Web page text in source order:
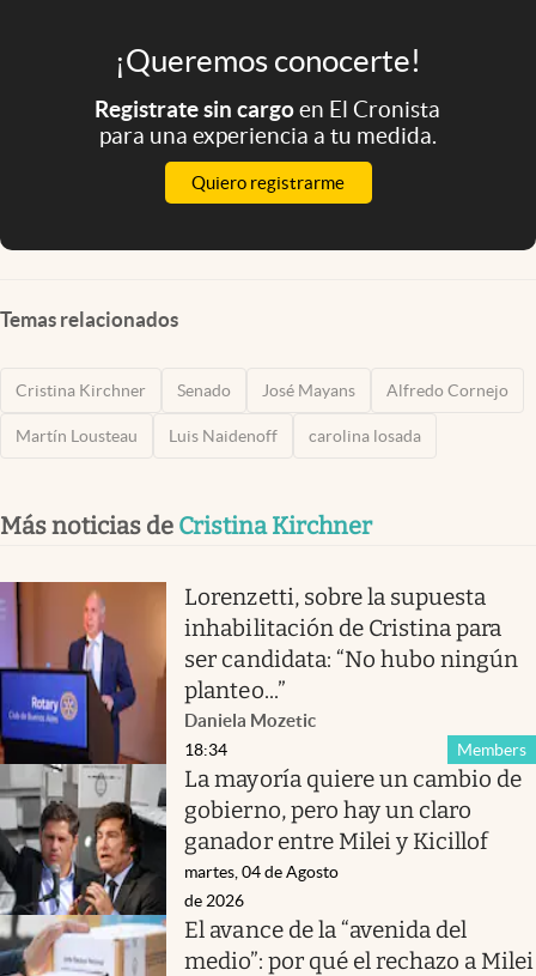
¡Queremos conocerte!
Registrate sin cargoen El Cronista
para una experiencia a tu medida.
Quiero registrarme
Temas relacionados
Cristina Kirchner Senado José Mayans Alfredo Cornejo
Martín Lousteau Luis Naidenoff carolina losada
Más noticias de Cristina Kirchner
Lorenzetti, sobre la supuesta
inhabilitación de Cristina para
ser candidata: “No hubo ningún
planteo...”
Daniela Mozetic
Members
18:34
La mayoría quiere un cambio de
gobierno, pero hay un claro
ganador entre Milei y Kicillof
martes, 04 de Agosto
de 2026
El avance de la “avenida del
medio”: por qué el rechazo a Milei